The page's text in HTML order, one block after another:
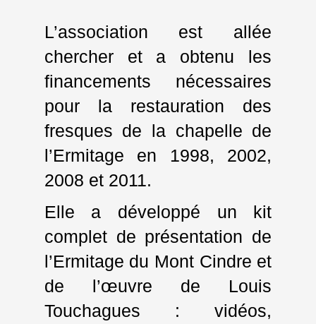
L’association est allée
chercher et a obtenu les
financements nécessaires
pour la restauration des
fresques de la chapelle de
l’Ermitage en 1998, 2002,
2008 et 2011.
Elle a développé un kit
complet de présentation de
l’Ermitage du Mont Cindre et
de l’œuvre de Louis
Touchagues : vidéos,